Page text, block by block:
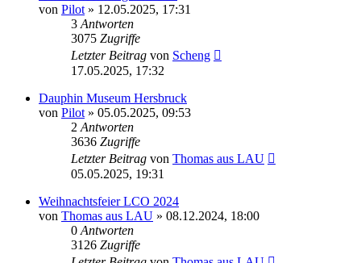
von Pilot » 12.05.2025, 17:31
3 Antworten
3075 Zugriffe
Letzter Beitrag von Scheng
17.05.2025, 17:32
Dauphin Museum Hersbruck
von Pilot » 05.05.2025, 09:53
2 Antworten
3636 Zugriffe
Letzter Beitrag von Thomas aus LAU
05.05.2025, 19:31
Weihnachtsfeier LCO 2024
von Thomas aus LAU » 08.12.2024, 18:00
0 Antworten
3126 Zugriffe